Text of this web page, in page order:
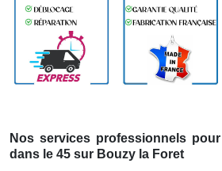
Nos services professionnels
dans le 45 sur Bouzy la Foret